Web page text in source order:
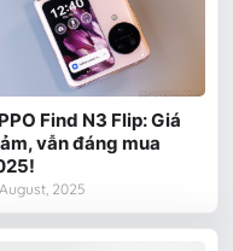
Find N3 Flip: Giá
vẫn đáng mua
2025